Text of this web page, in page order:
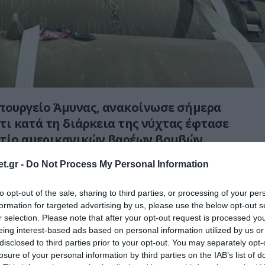
- Do Not Process My Personal Information
opt-out of the sale, sharing to third parties, or processing of your
for targeted advertising by us, please use the below opt-out
selection. Please note that after your opt-out request is processed
interest-based ads based on personal information utilized by us
to third parties prior to your opt-out. You may separately
of your personal information by third parties on the IAB’s list of
Άμυνας, ανακοίνωσε σήμερα
κατά τη διάρκεια της νύχτας έφτασε
αμερικανικών βαρέων βομβών.
ο Αμερικανός υπουργός Εξωτερικών Μάρκο
συναντήσεις με την ισραηλινή ηγεσία.
βομβών που πρόσφατα αποδεσμεύθηκε
κυβέρνηση παρελήφθη και
τη διάρκεια της νύχτας στο Ισραήλ»,